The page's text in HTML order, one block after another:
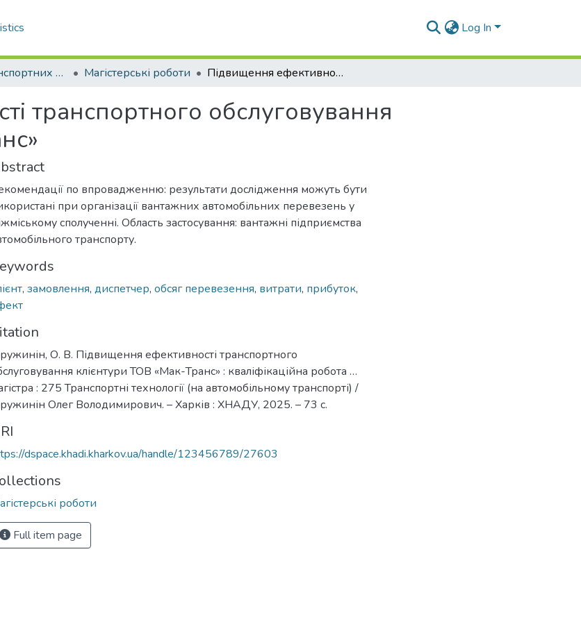
Log In
Кафедра транспортних технологій Магістерські роботи Підвищення ефективності транспортного обслуговування клієнтури ТОВ «Мак-Транс»
транспортного обслуговування
по впровадженню: результати дослідження можуть бути
при організації вантажних автомобільних перевезень у
сполученні. Область застосування: вантажні підприємства
транспорту.
, замовлення, диспетчер, обсяг перевезення, витрати, прибуток,
О. В. Підвищення ефективності транспортного
клієнтури ТОВ «Мак-Транс» : кваліфікаційна робота …
: 275 Транспортні технології (на автомобільному транспорті) /
Олег Володимирович. – Харків : ХНАДУ, 2025. – 73 с.
dspace.khadi.kharkov.ua/handle/123456789/27603
роботи
Full item page